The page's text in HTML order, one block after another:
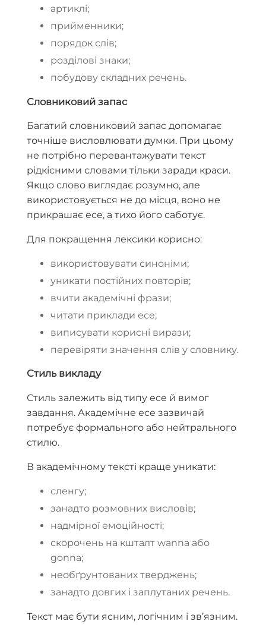
артиклі;
прийменники;
порядок слів;
розділові знаки;
побудову складних речень.
Словниковий запас
Багатий словниковий запас допомагає
точніше висловлювати думки. При цьому
не потрібно перевантажувати текст
рідкісними словами тільки заради краси.
Якщо слово виглядає розумно, але
використовується не до місця, воно не
прикрашає есе, а тихо його саботує.
Для покращення лексики корисно:
використовувати синоніми;
уникати постійних повторів;
вчити академічні фрази;
читати приклади есе;
виписувати корисні вирази;
перевіряти значення слів у словнику.
Стиль викладу
Стиль залежить від типу есе й вимог
завдання. Академічне есе зазвичай
потребує формального або нейтрального
стилю.
В академічному тексті краще уникати:
сленгу;
занадто розмовних висловів;
надмірної емоційності;
скорочень на кшталт wanna або
gonna;
необґрунтованих тверджень;
занадто довгих і заплутаних речень.
Текст має бути ясним, логічним і зв’язним.